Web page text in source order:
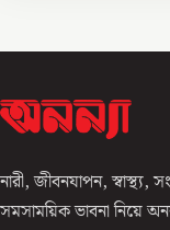
নারী, জীবনযাপন, স্বাস্থ্য,
সমসাময়িক ভাবনা নিয়ে